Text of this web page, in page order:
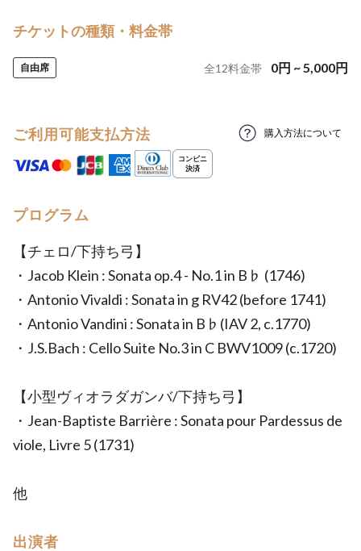
チケットの種類・料金帯
自由席 全12料金帯 0円 ~5,000円
ご利用可能支払方法 購入方法について
プログラム
【チェロ/下持ち弓】
・Jacob Klein : Sonata op.4 - No.1 in B♭ (1746)
・Antonio Vivaldi : Sonata in g RV42 (before 1741)
・Antonio Vandini : Sonata in B♭(IAV 2, c.1770)
・J.S.Bach : Cello Suite No.3 in C BWV1009 (c.1720)
【小型ヴィオラダガンバ/下持ち弓】
・Jean-Baptiste Barrière : Sonata pour Pardessus de
viole, Livre 5 (1731)
他
出演者